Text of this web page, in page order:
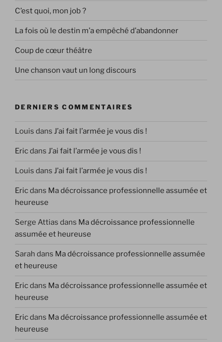
C’est quoi, mon job ?
La fois où le destin m’a empêché d’abandonner
Coup de cœur théâtre
Une chanson vaut un long discours
DERNIERS COMMENTAIRES
Louis dans J’ai fait l’armée je vous dis !
Ericdans J’ai fait l’armée je vous dis !
Louis dans J’ai fait l’armée je vous dis !
Ericdans Ma décroissance professionnelle assumée et
heureuse
Serge Attias dans Ma décroissance professionnelle
assumée et heureuse
Sarah dans Ma décroissance professionnelle assumée
et heureuse
Ericdans Ma décroissance professionnelle assumée et
heureuse
Ericdans Ma décroissance professionnelle assumée et
heureuse